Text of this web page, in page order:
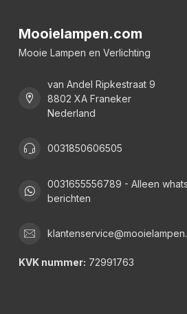
Mooielampen.com
Mooie Lampen en Verlichting
van Andel Ripkestraat 9
8802 XA Franeker
Nederland
0031850606505
0031655556789 - Alleen
berichten
KVK nummer: 72991763